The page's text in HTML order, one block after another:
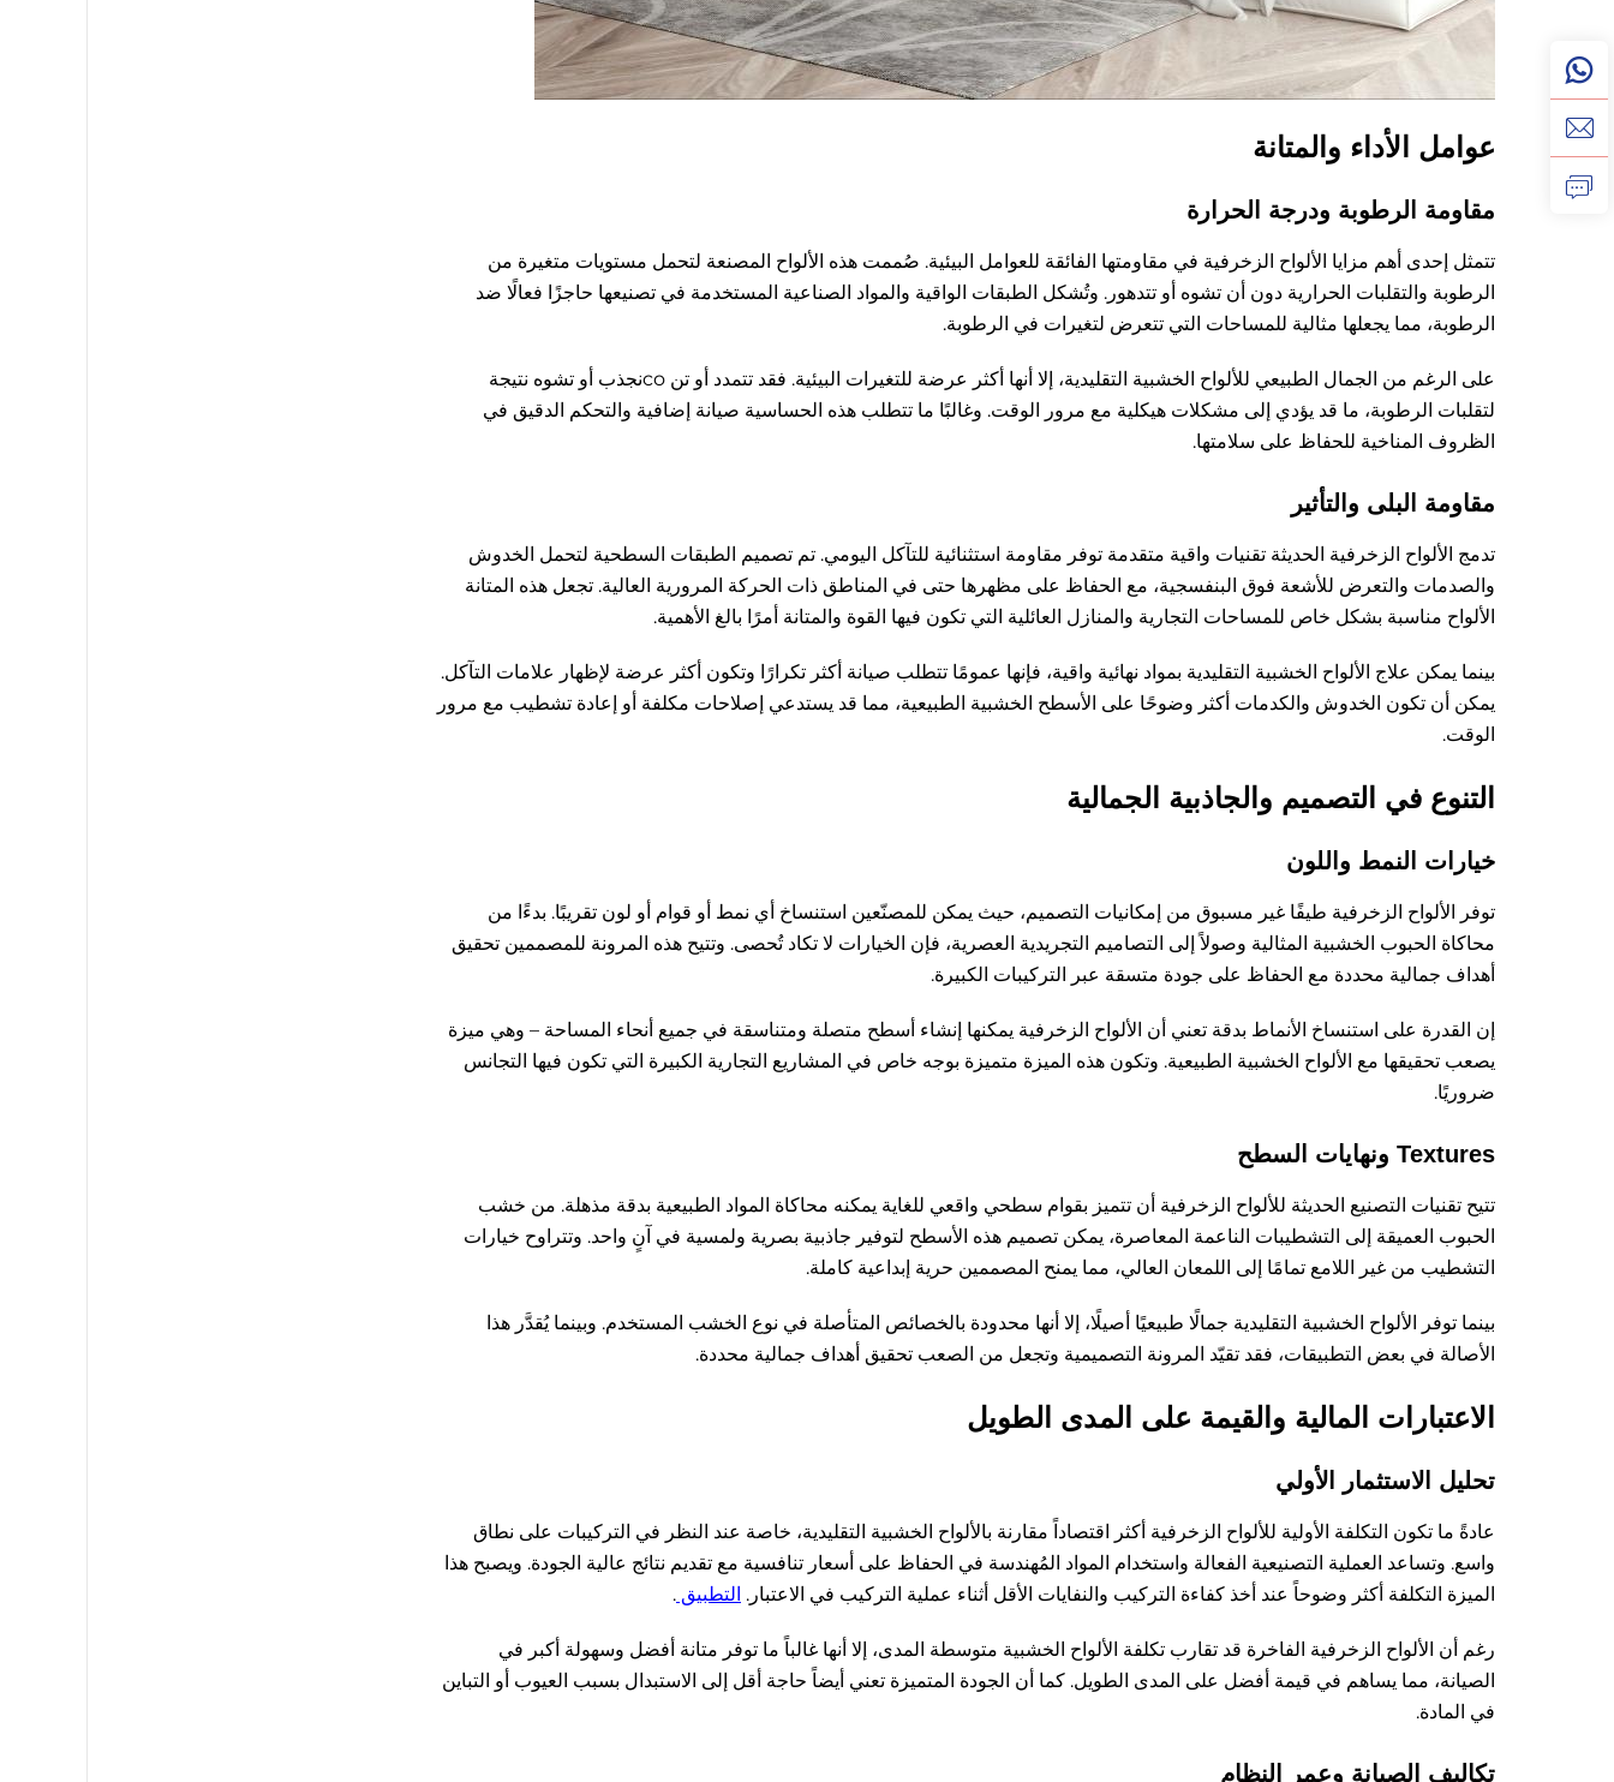
عوامل الأداء والمتانة
مقاومة الرطوبة ودرجة الحرارة
تتمثل إحدى أهم مزايا الألواح الزخرفية في مقاومتها الفائقة للعوامل البيئية. صُممت هذه الألواح المصنعة لتحمل مستويات متغيرة من
الرطوبة والتقلبات الحرارية دون أن تشوه أو تتدهور. وتُشكل الطبقات الواقية والمواد الصناعية المستخدمة في تصنيعها حاجزًا فعالًا ضد
الرطوبة، مما يجعلها مثالية للمساحات التي تتعرض لتغيرات في الرطوبة.
على الرغم من الجمال الطبيعي للألواح الخشبية التقليدية، إلا أنها أكثر عرضة للتغيرات البيئية. فقد تتمدد أو تن coنجذب أو تشوه نتيجة
لتقلبات الرطوبة، ما قد يؤدي إلى مشكلات هيكلية مع مرور الوقت. وغالبًا ما تتطلب هذه الحساسية صيانة إضافية والتحكم الدقيق في
الظروف المناخية للحفاظ على سلامتها.
مقاومة البلى والتأثير
تدمج الألواح الزخرفية الحديثة تقنيات واقية متقدمة توفر مقاومة استثنائية للتآكل اليومي. تم تصميم الطبقات السطحية لتحمل الخدوش
والصدمات والتعرض للأشعة فوق البنفسجية، مع الحفاظ على مظهرها حتى في المناطق ذات الحركة المرورية العالية. تجعل هذه المتانة
الألواح مناسبة بشكل خاص للمساحات التجارية والمنازل العائلية التي تكون فيها القوة والمتانة أمرًا بالغ الأهمية.
بينما يمكن علاج الألواح الخشبية التقليدية بمواد نهائية واقية، فإنها عمومًا تتطلب صيانة أكثر تكرارًا وتكون أكثر عرضة لإظهار علامات التآكل.
يمكن أن تكون الخدوش والكدمات أكثر وضوحًا على الأسطح الخشبية الطبيعية، مما قد يستدعي إصلاحات مكلفة أو إعادة تشطيب مع مرور
الوقت.
التنوع في التصميم والجاذبية الجمالية
خيارات النمط واللون
توفر الألواح الزخرفية طيفًا غير مسبوق من إمكانيات التصميم، حيث يمكن للمصنّعين استنساخ أي نمط أو قوام أو لون تقريبًا. بدءًا من
محاكاة الحبوب الخشبية المثالية وصولاً إلى التصاميم التجريدية العصرية، فإن الخيارات لا تكاد تُحصى. وتتيح هذه المرونة للمصممين تحقيق
أهداف جمالية محددة مع الحفاظ على جودة متسقة عبر التركيبات الكبيرة.
إن القدرة على استنساخ الأنماط بدقة تعني أن الألواح الزخرفية يمكنها إنشاء أسطح متصلة ومتناسقة في جميع أنحاء المساحة – وهي ميزة
يصعب تحقيقها مع الألواح الخشبية الطبيعية. وتكون هذه الميزة متميزة بوجه خاص في المشاريع التجارية الكبيرة التي تكون فيها التجانس
ضروريًا.
Textures ونهايات السطح
تتيح تقنيات التصنيع الحديثة للألواح الزخرفية أن تتميز بقوام سطحي واقعي للغاية يمكنه محاكاة المواد الطبيعية بدقة مذهلة. من خشب
الحبوب العميقة إلى التشطيبات الناعمة المعاصرة، يمكن تصميم هذه الأسطح لتوفير جاذبية بصرية ولمسية في آنٍ واحد. وتتراوح خيارات
التشطيب من غير اللامع تمامًا إلى اللمعان العالي، مما يمنح المصممين حرية إبداعية كاملة.
بينما توفر الألواح الخشبية التقليدية جمالًا طبيعيًا أصيلًا، إلا أنها محدودة بالخصائص المتأصلة في نوع الخشب المستخدم. وبينما يُقدَّر هذا
الأصالة في بعض التطبيقات، فقد تقيّد المرونة التصميمية وتجعل من الصعب تحقيق أهداف جمالية محددة.
الاعتبارات المالية والقيمة على المدى الطويل
تحليل الاستثمار الأولي
عادةً ما تكون التكلفة الأولية للألواح الزخرفية أكثر اقتصاداً مقارنة بالألواح الخشبية التقليدية، خاصة عند النظر في التركيبات على نطاق
واسع. وتساعد العملية التصنيعية الفعالة واستخدام المواد المُهندسة في الحفاظ على أسعار تنافسية مع تقديم نتائج عالية الجودة. ويصبح هذا
الميزة التكلفة أكثر وضوحاً عند أخذ كفاءة التركيب والنفايات الأقل أثناء عملية التركيب في الاعتبار. التطبيق .
رغم أن الألواح الزخرفية الفاخرة قد تقارب تكلفة الألواح الخشبية متوسطة المدى، إلا أنها غالباً ما توفر متانة أفضل وسهولة أكبر في
الصيانة، مما يساهم في قيمة أفضل على المدى الطويل. كما أن الجودة المتميزة تعني أيضاً حاجة أقل إلى الاستبدال بسبب العيوب أو التباين
في المادة.
تكاليف الصيانة وعمر النظام